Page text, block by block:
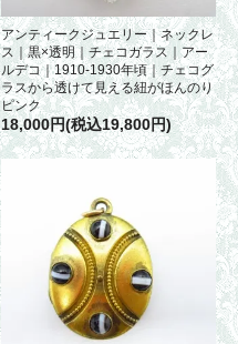
アンティークジュエリー｜ネックレ
ス｜黒×透明｜チェコガラス｜アー
ルデコ｜1910-1930年頃｜チェコグ
ラスから透けて見える紐がほんのり
ピンク
18,000円(税込19,800円)